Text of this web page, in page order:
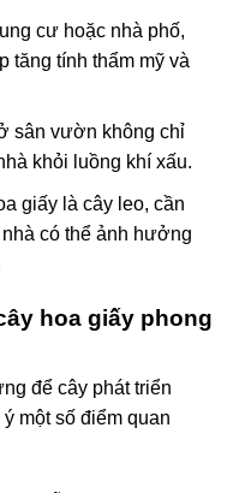
cư hoặc nhà phố,
tăng tính thẩm mỹ và
sân vườn không chỉ
khỏi luồng khí xấu.
giấy là cây leo, cần
có thể ảnh hưởng
hoa giấy phong
để cây phát triển
một số điểm quan